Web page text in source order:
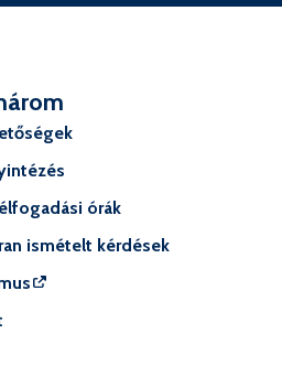
órák
ismételt kérdések